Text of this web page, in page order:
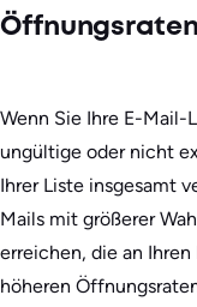
Wenn Sie Ihre E-
ungültige oder nicht
Ihrer Liste insgesamt
Mails mit größerer
erreichen, die an
höheren